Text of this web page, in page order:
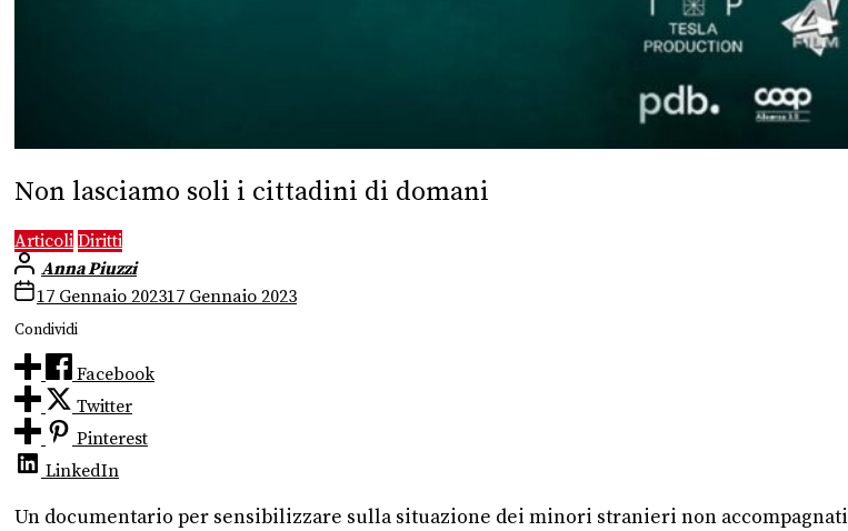
Non lasciamo soli i cittadini di domani
Articoli Diritti
Anna Piuzzi
17 Gennaio 202317 Gennaio 2023
Condividi
Facebook
Twitter
Pinterest
LinkedIn
Un documentario per sensibilizzare sulla situazione dei minori stranieri non accompagnati